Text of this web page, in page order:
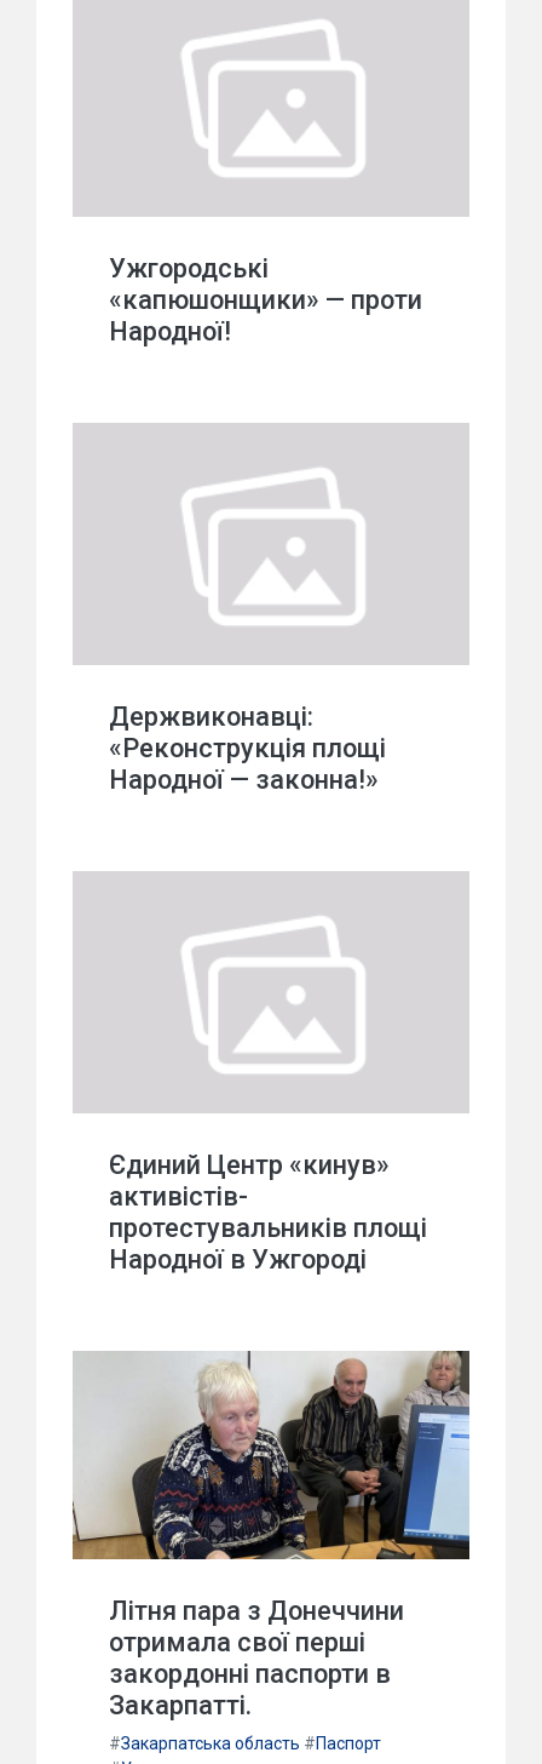
Ужгородські
«капюшонщики» — проти
Народної!
Держвиконавці:
«Реконструкція площі
Народної — законна!»
Єдиний Центр «кинув»
активістів-
протестувальників площі
Народної в Ужгороді
Літня пара з Донеччини
отримала свої перші
закордонні паспорти в
Закарпатті.
#Закарпатська область #Паспорт